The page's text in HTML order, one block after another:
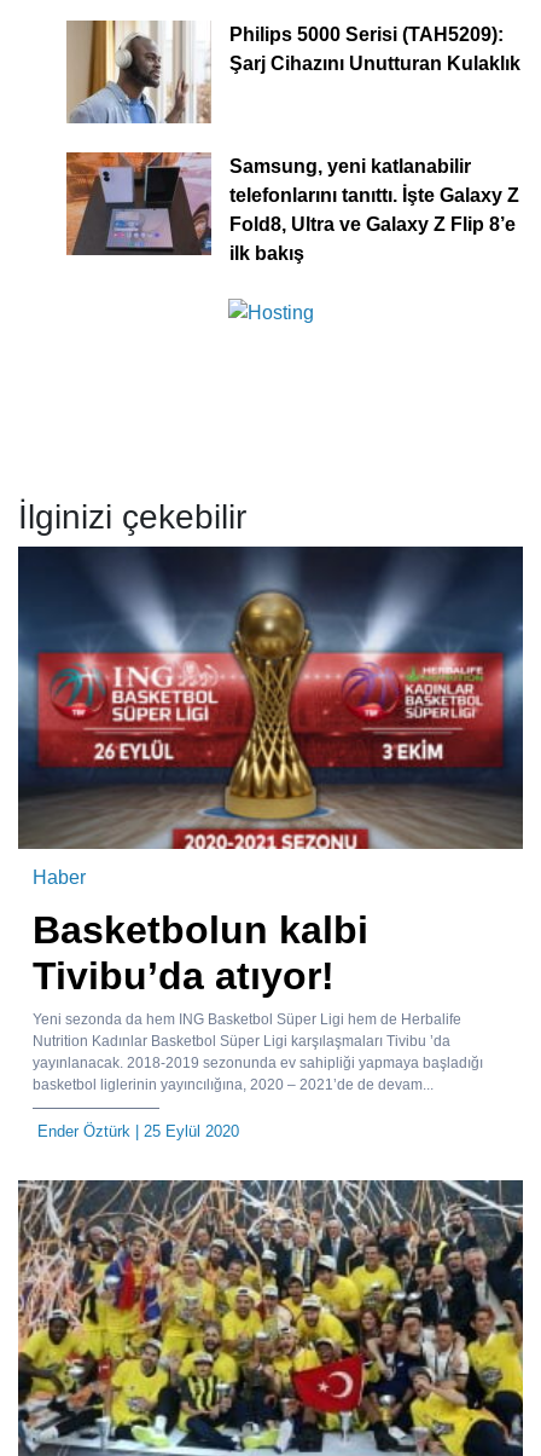
Philips 5000 Serisi (TAH5209):
Şarj Cihazını Unutturan Kulaklık
Samsung, yeni katlanabilir
telefonlarını tanıttı. İşte Galaxy Z
Fold8, Ultra ve Galaxy Z Flip 8’e
ilk bakış
İlginizi çekebilir
Haber
Basketbolun kalbi
Tivibu’da atıyor!
Yeni sezonda da hem ING Basketbol Süper Ligi hem de Herbalife
Nutrition Kadınlar Basketbol Süper Ligi karşılaşmaları Tivibu ’da
yayınlanacak. 2018-2019 sezonunda ev sahipliği yapmaya başladığı
basketbol liglerinin yayıncılığına, 2020 – 2021’de de devam...
Ender Öztürk | 25 Eylül 2020